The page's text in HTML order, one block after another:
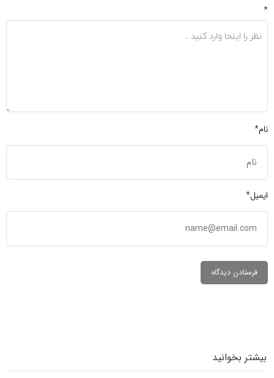
*
نام*
ایمیل*
بیشتر بخوانید